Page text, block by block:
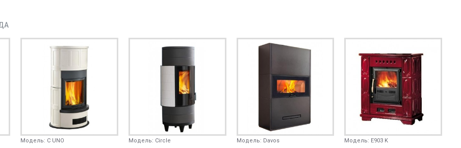
Модель: C UNO Модель: Circle Модель: Davos Модель: E903 K